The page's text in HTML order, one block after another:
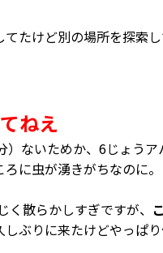
たけど別の場所を探索し
ねえ
ないためか、6じょうア
に虫が湧きがちなのに。
散らかしすぎですが、
しぶりに来たけどやっぱり